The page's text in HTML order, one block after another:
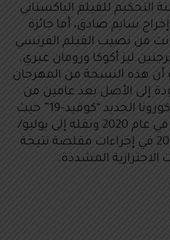
التحكيم للفيلم الباكستاني
سايم صادق، أما جائزة
من نصيب الفيلم الفرنسي
ليز أكوكا ورومان غيري.
أن هذه النسخة من المهرجان
إلى الأصل بعد عامين من
انتشار فيروس كورونا الجديد “كوفيد-19” حيث
تم إلغاء الحدث في عام 2020 ونقله إلى يوليو/
تموز في عام 2021 في إجراءات مقلصة نتيجة
الاحترازية المشددة.